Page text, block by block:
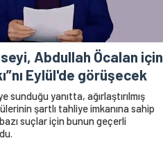
Abdullah Öcalan için
Eylül'de görüşecek
sunduğu yanıtta, ağırlaştırılmış
şartlı tahliye imkanına sahip
suçlar için bunun geçerli